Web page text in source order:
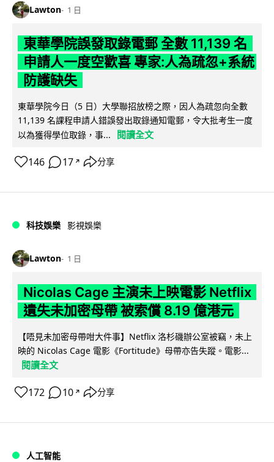
Lawton 1 日
東華學院誤發取錄電郵 全數 11,139 名
申請人一度空歡喜 專家:人為疏忽+系統
防護缺失
東華學院今日（5 日）大學聯招放榜之際，因人為疏忽向全數
11,139 名課程申請人錯誤發出取錄通知電郵，令大批考生一度
以為獲得學位取錄，事...
閱讀全文
146 17 ↗ 分享
科技娛樂 影視娛樂
Lawton 1 日
Nicolas Cage 主演未上映電影 Netflix
遺失未加密母帶 被索償 8.19 億港元
【唔見未加密母帶咁大件事】Netflix 洛杉磯辦公室被竊，未上
映的 Nicolas Cage 電影《Fortitude》母帶亦告失蹤。電影...
閱讀全文
172 10 ↗ 分享
人工智能